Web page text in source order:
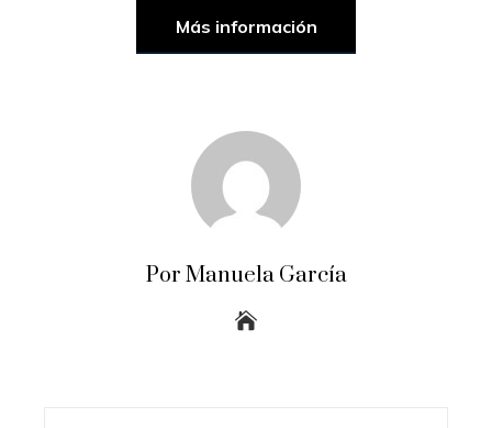
Más información
Por Manuela García